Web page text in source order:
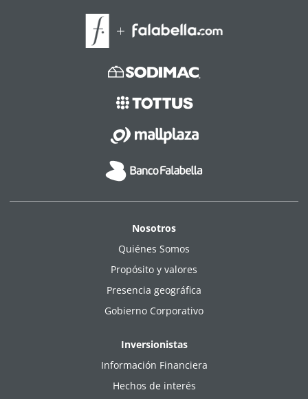
Nosotros
Quiénes Somos
Propósito y valores
Presencia geográfica
Gobierno Corporativo
Inversionistas
Información Financiera
Hechos de interés